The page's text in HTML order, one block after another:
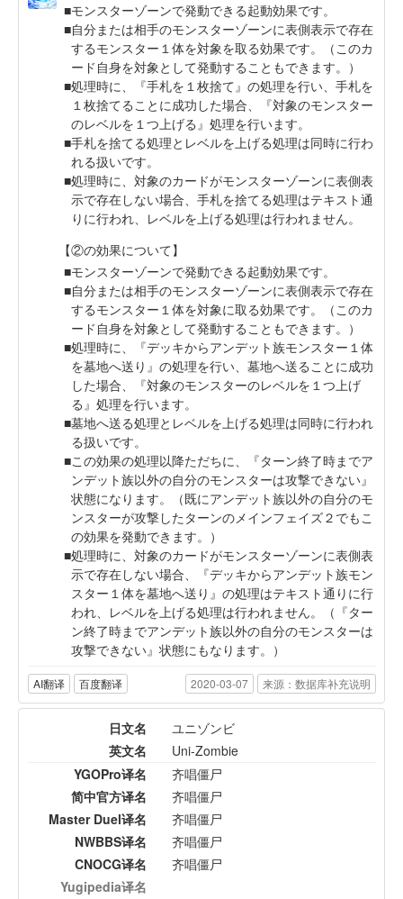
モンスターゾーンで発動できる起動効果です。
自分または相手のモンスターゾーンに表側表示で存在
するモンスター１体を対象を取る効果です。（このカ
ード自身を対象として発動することもできます。）
処理時に、『手札を１枚捨て』の処理を行い、手札を
１枚捨てることに成功した場合、『対象のモンスター
のレベルを１つ上げる』処理を行います。
手札を捨てる処理とレベルを上げる処理は同時に行わ
れる扱いです。
処理時に、対象のカードがモンスターゾーンに表側表
示で存在しない場合、手札を捨てる処理はテキスト通
りに行われ、レベルを上げる処理は行われません。
【②の効果について】
モンスターゾーンで発動できる起動効果です。
自分または相手のモンスターゾーンに表側表示で存在
するモンスター１体を対象に取る効果です。（このカ
ード自身を対象として発動することもできます。）
処理時に、『デッキからアンデット族モンスター１体
を墓地へ送り』の処理を行い、墓地へ送ることに成功
した場合、『対象のモンスターのレベルを１つ上げ
る』処理を行います。
墓地へ送る処理とレベルを上げる処理は同時に行われ
る扱いです。
この効果の処理以降ただちに、『ターン終了時までア
ンデット族以外の自分のモンスターは攻撃できない』
状態になります。（既にアンデット族以外の自分のモ
ンスターが攻撃したターンのメインフェイズ２でもこ
の効果を発動できます。）
処理時に、対象のカードがモンスターゾーンに表側表
示で存在しない場合、『デッキからアンデット族モン
スター１体を墓地へ送り』の処理はテキスト通りに行
われ、レベルを上げる処理は行われません。（『ター
ン終了時までアンデット族以外の自分のモンスターは
攻撃できない』状態にもなります。）
AI翻译 百度翻译 2020-03-07 来源：数据库补充说明
日文名
ユニゾンビ
英文名
Uni-Zombie
YGOPro译名
齐唱僵尸
简中官方译名
齐唱僵尸
Master Duel译名
齐唱僵尸
NWBBS译名
齐唱僵尸
CNOCG译名
齐唱僵尸
Yugipedia译名